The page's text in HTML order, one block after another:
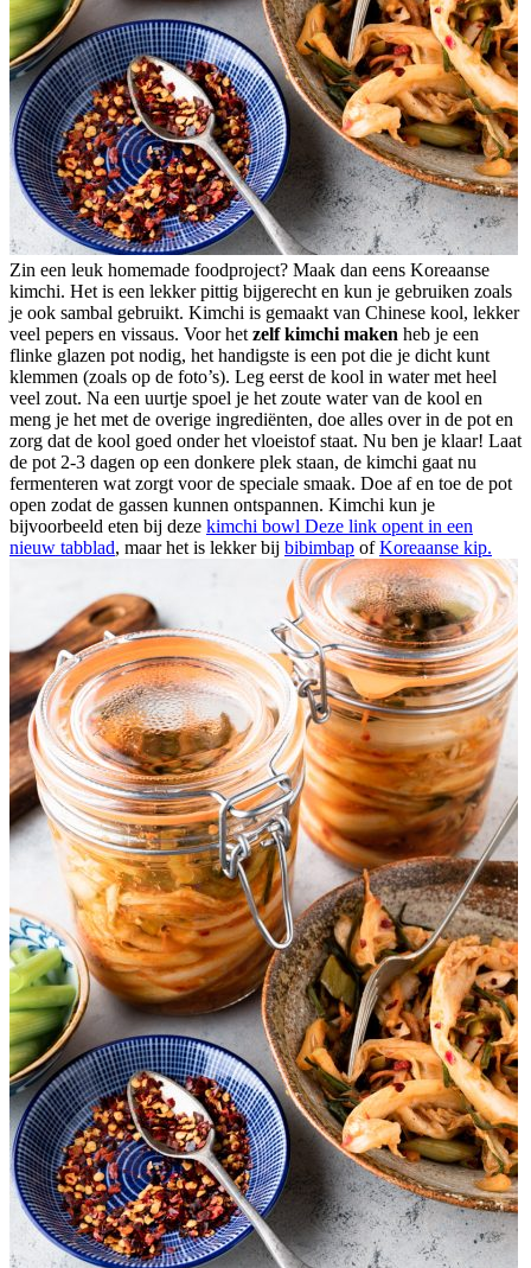
Zin een leuk homemade foodproject? Maak dan eens Koreaanse
kimchi. Het is een lekker pittig bijgerecht en kun je gebruiken zoals
je ook sambal gebruikt. Kimchi is gemaakt van Chinese kool, lekker
veel pepers en vissaus. Voor het zelf kimchi maken heb je een
flinke glazen pot nodig, het handigste is een pot die je dicht kunt
klemmen (zoals op de foto’s). Leg eerst de kool in water met heel
veel zout. Na een uurtje spoel je het zoute water van de kool en
meng je het met de overige ingrediënten, doe alles over in de pot en
zorg dat de kool goed onder het vloeistof staat. Nu ben je klaar! Laat
de pot 2-3 dagen op een donkere plek staan, de kimchi gaat nu
fermenteren wat zorgt voor de speciale smaak. Doe af en toe de pot
open zodat de gassen kunnen ontspannen. Kimchi kun je
bijvoorbeeld eten bij deze kimchi bowl Deze link opent in een
nieuw tabblad, maar het is lekker bij bibimbap ofKoreaanse kip.